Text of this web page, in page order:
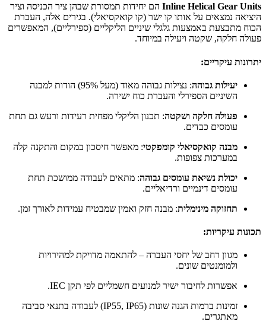
Inline Helical Gear Units הם יחידות תמסורת שבהן ציר הכניסה וציר
היציאה נמצאים על אותו קו ישר (קו קואקסיאלי). בגירים אלה, העברת
הכוח מתבצעת באמצעות גלגלי שיניים הליקליים (ספירליים), המאפשרים
פעולה חלקה, שקטה ויעילה במיוחד.
יתרונות עיקריים:
יעילות גבוהה
: נצילות גבוהה מאוד (מעל 95%) הודות למבנה
השיניים הספירלי והעברת כוח ישירה.
פעולה חלקה ושקטה: תכנון הליקלי מפחית רעידות ורעש גם תחת
עומסים כבדים.
מבנה קואקסיאלי קומפקטי: מאפשר חיסכון במקום והתקנה קלה
במערכות צפופות.
יכולת נשיאת עומסים גבוהה: מתאים לעבודה ממושכת תחת
עומסים דינמיים ורדיאליים.
תחזוקה מינימלית: מבנה חזק ואמין שמבטיח עמידות לאורך זמן.
תכונות עיקריות:
מגוון רחב של יחסי העברה – להתאמה מדויקת למהירויות
ולמומנטים שונים.
אפשרות לחיבור ישיר למנועים חשמליים לפי תקן IEC.
זמינות ברמות הגנה שונות (IP55, IP65) לעבודה בתנאי סביבה
מאתגרים.